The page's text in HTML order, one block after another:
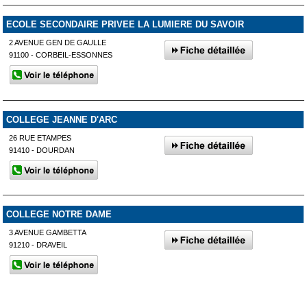
ECOLE SECONDAIRE PRIVEE LA LUMIERE DU SAVOIR
2 AVENUE GEN DE GAULLE
91100 - CORBEIL-ESSONNES
COLLEGE JEANNE D'ARC
26 RUE ETAMPES
91410 - DOURDAN
COLLEGE NOTRE DAME
3 AVENUE GAMBETTA
91210 - DRAVEIL